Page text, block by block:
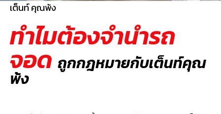
เต็นท์ คุณพ้ง
ทำไมต้องจำนำรถ
จอด ถูกกฎหมายกับเต็นท์คุณ
พ้ง